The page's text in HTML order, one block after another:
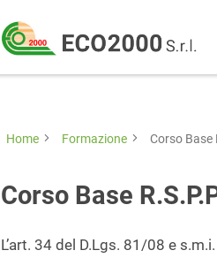
Eco
2000
Srl
Formazione
consulenza
la
sul
Home Formazione Corso Base
Corso Base
L’art. 34 del D.Lgs. 81/08 e